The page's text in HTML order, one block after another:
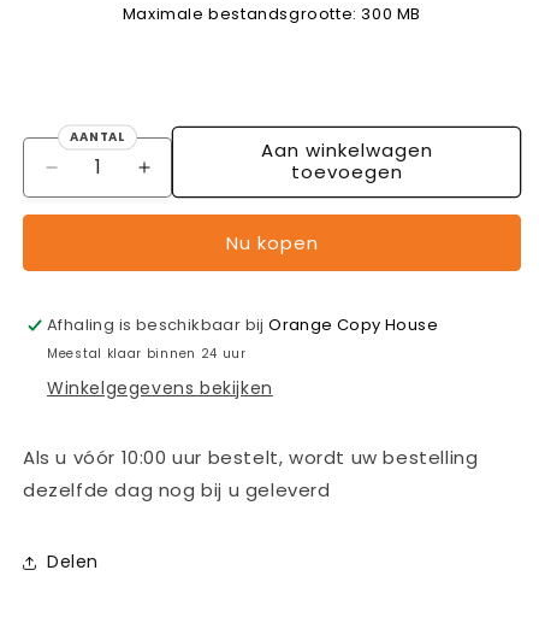
Maximale bestandsgrootte: 300 MB
AANTAL
Aantal
Aantal
verlagen
X
flyers
9,8
x
enkelzijdig
full
Aantal
verhogen
X
flyers
9,8
x
enkelzijdig
full
colour
Aan winkelwagen
toevoegen
Nu kopen
Afhaling is beschikbaar bijOrange Copy House
Meestal klaar binnen 24 uur
Winkelgegevens bekijken
Als u vóór 10:00 uur bestelt, wordt uw bestelling
dezelfde dag nog bij u geleverd
Delen